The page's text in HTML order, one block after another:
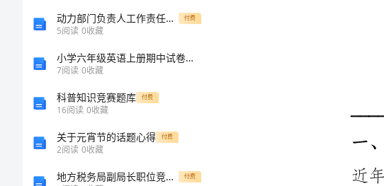
动力部门负责人工作责任制度模版 付费
5阅读 0收藏
小学六年级英语上册期中试卷及答案【一套】
7阅读 0收藏
科普知识竞赛题库 付费
16阅读 0收藏
关于元宵节的话题心得 付费
2阅读 0收藏
地方税务局副局长职位竞争演讲稿竞职演讲 付费